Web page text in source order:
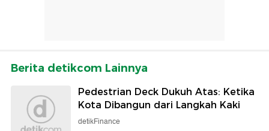
Berita detikcom Lainnya
Pedestrian Deck Dukuh Atas: Ketika
Kota Dibangun dari Langkah Kaki
detikFinance